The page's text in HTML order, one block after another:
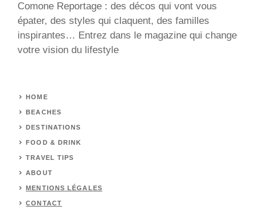
Comone Reportage : des décos qui vont vous
épater, des styles qui claquent, des familles
inspirantes… Entrez dans le magazine qui change
votre vision du lifestyle
HOME
BEACHES
DESTINATIONS
FOOD & DRINK
TRAVEL TIPS
ABOUT
MENTIONS LÉGALES
CONTACT